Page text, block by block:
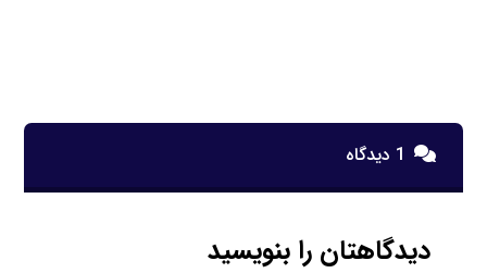
1 دیدگاه
دیدگاهتان را بنویسید